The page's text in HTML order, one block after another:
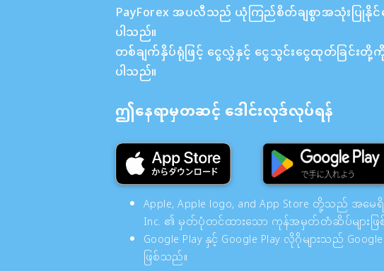
PayForex အပလီသည် ယုံကြည်စိတ်ချစွာအသုံးပြုနို
ပါသည်။
တစ်ချက်နှိပ်ရုံဖြင့် ငွေလွှဲနှင့် ငွေသွင်းငွေထုတ်ခြ
ပါသည်။
ဤနေရာမှတဆင့် ဒေါင်းလုဒ်လုပ်ရန်
Apple, Apple logo, and App Store တို့သည် အမေရိ
Inc. ၏ မှတ်ပုံတင်ထားသော ကုန်အမှတ်တံဆိပ်များဖ
Google Play နှင့် Google Play လိုဂိုများသည်
ဖြစ်သည်။